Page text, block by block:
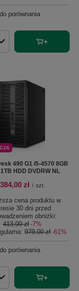
porównania
490 G1 i5-4570 8GB
HDD DVDRW NL
384,00 zł / szt.
cena produktu w
30 dni przed
obniżki:
413,00 zł -7%
979,00 zł -61%
porównania